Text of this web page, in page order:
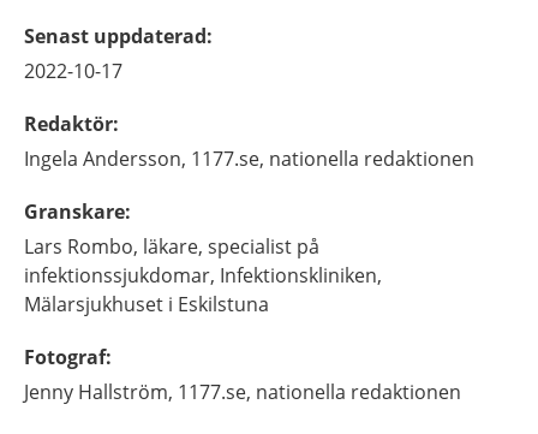
Senast uppdaterad:
2022-10-17
Redaktör:
Ingela Andersson, 1177.se, nationella redaktionen
Granskare:
Lars Rombo, läkare, specialist på
infektionssjukdomar, Infektionskliniken,
Mälarsjukhuset i Eskilstuna
Fotograf:
Jenny Hallström, 1177.se, nationella redaktionen